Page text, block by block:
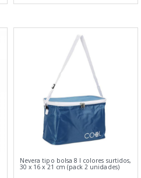
Nevera tipo bolsa 8 l colores surtidos,
30 x 16 x 21 cm (pack 2 unidades)